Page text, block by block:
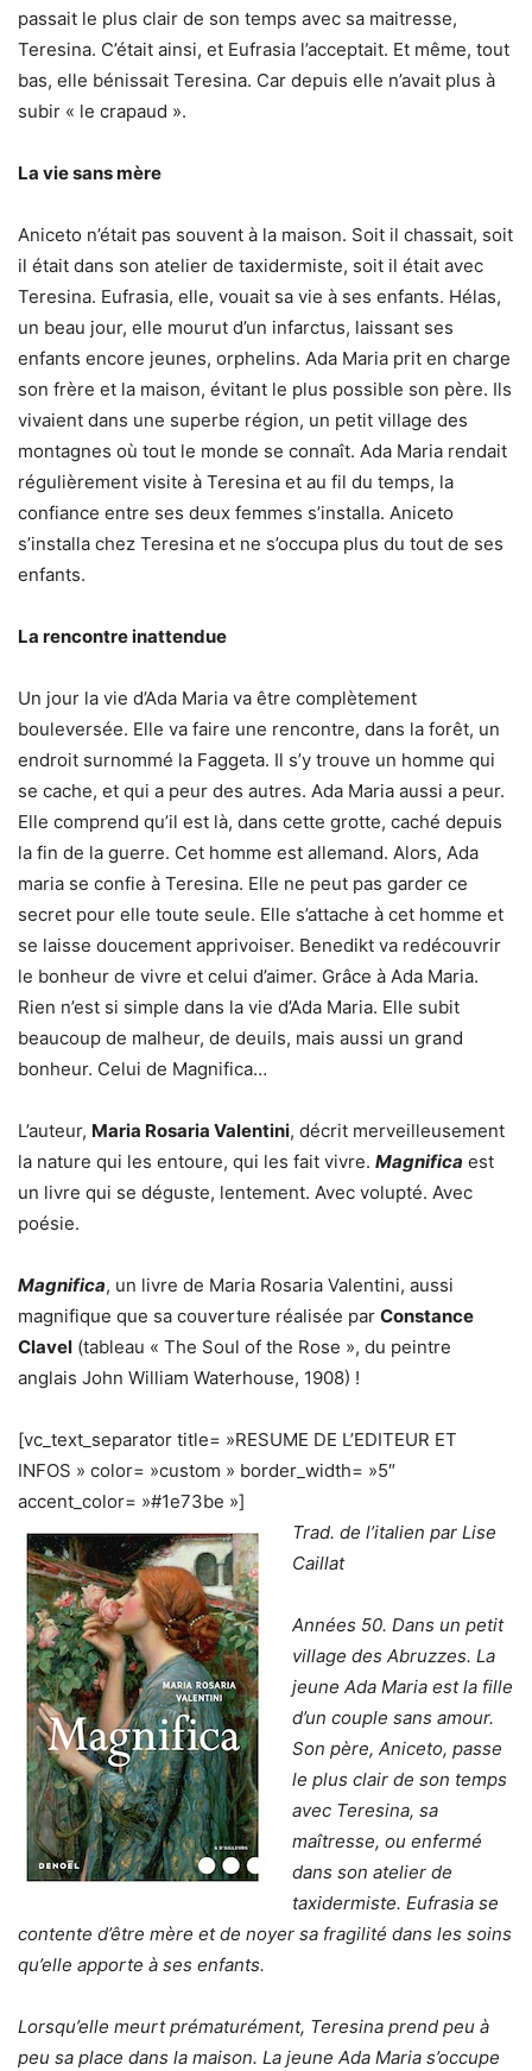
passait le plus clair de son temps avec sa maitresse,
Teresina. C’était ainsi, et Eufrasia l’acceptait. Et même, tout
bas, elle bénissait Teresina. Car depuis elle n’avait plus à
subir « le crapaud ».
La vie sans mère
Aniceto n’était pas souvent à la maison. Soit il chassait, soit
il était dans son atelier de taxidermiste, soit il était avec
Teresina. Eufrasia, elle, vouait sa vie à ses enfants. Hélas,
un beau jour, elle mourut d’un infarctus, laissant ses
enfants encore jeunes, orphelins. Ada Maria prit en charge
son frère et la maison, évitant le plus possible son père. Ils
vivaient dans une superbe région, un petit village des
montagnes où tout le monde se connaît. Ada Maria rendait
régulièrement visite à Teresina et au fil du temps, la
confiance entre ses deux femmes s’installa. Aniceto
s’installa chez Teresina et ne s’occupa plus du tout de ses
enfants.
La rencontre inattendue
Un jour la vie d’Ada Maria va être complètement
bouleversée. Elle va faire une rencontre, dans la forêt, un
endroit surnommé la Faggeta. Il s’y trouve un homme qui
se cache, et qui a peur des autres. Ada Maria aussi a peur.
Elle comprend qu’il est là, dans cette grotte, caché depuis
la fin de la guerre. Cet homme est allemand. Alors, Ada
maria se confie à Teresina. Elle ne peut pas garder ce
secret pour elle toute seule. Elle s’attache à cet homme et
se laisse doucement apprivoiser. Benedikt va redécouvrir
le bonheur de vivre et celui d’aimer. Grâce à Ada Maria.
Rien n’est si simple dans la vie d’Ada Maria. Elle subit
beaucoup de malheur, de deuils, mais aussi un grand
bonheur. Celui de Magnifica…
L’auteur, Maria Rosaria Valentini, décrit merveilleusement
la nature qui les entoure, qui les fait vivre. Magnifica est
un livre qui se déguste, lentement. Avec volupté. Avec
poésie.
Magnifica, un livre de Maria Rosaria Valentini, aussi
magnifique que sa couverture réalisée par Constance
Clavel (tableau « The Soul of the Rose », du peintre
anglais John William Waterhouse, 1908) !
[vc_text_separator title= »RESUME DE L’EDITEUR ET
INFOS » color= »custom » border_width= »5″
accent_color= »#1e73be »]
Trad. de l’italien par Lise
Caillat
Années 50. Dans un petit
village des Abruzzes. La
jeune Ada Maria est la fille
d’un couple sans amour.
Son père, Aniceto, passe
le plus clair de son temps
avec Teresina, sa
maîtresse, ou enfermé
dans son atelier de
taxidermiste. Eufrasia se
contente d’être mère et de noyer sa fragilité dans les soins
qu’elle apporte à ses enfants.
Lorsqu’elle meurt prématurément, Teresina prend peu à
peu sa place dans la maison. La jeune Ada Maria s’occupe